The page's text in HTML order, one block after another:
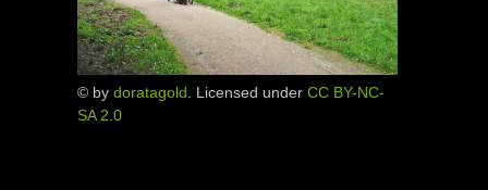
© by doratagold . Licensed under CC BY-NC-
SA 2.0